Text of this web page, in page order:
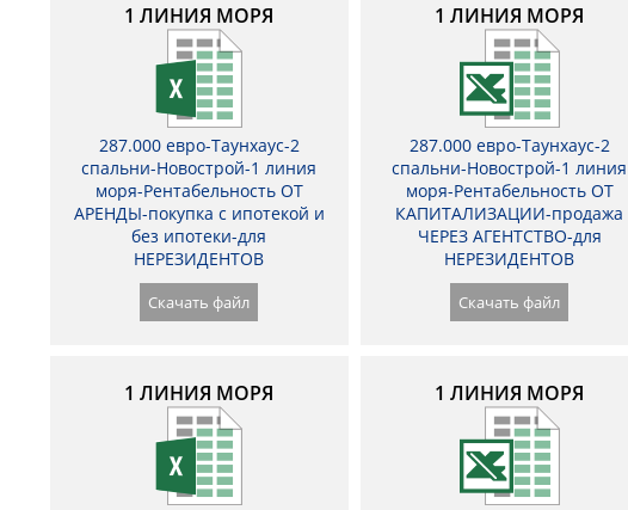
1 ЛИНИЯ МОРЯ
287.000 евро-Таунхаус-2
спальни-Новострой-1 линия
моря-Рентабельность ОТ
АРЕНДЫ-покупка с ипотекой и
без ипотеки-для
НЕРЕЗИДЕНТОВ
Скачать файл
1 ЛИНИЯ МОРЯ
287.000 евро-Таунхаус-2
спальни-Новострой-1 линия
моря-Рентабельность ОТ
КАПИТАЛИЗАЦИИ-продажа
ЧЕРЕЗ АГЕНТСТВО-для
НЕРЕЗИДЕНТОВ
Скачать файл
1 ЛИНИЯ МОРЯ 1 ЛИНИЯ МОРЯ